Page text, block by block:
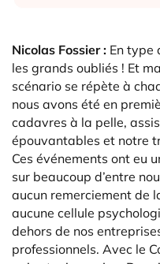
Nicolas Fossier : En type
les grands oubliés ! Et
scénario se répète à
nous avons été en
cadavres à la pelle,
épouvantables et notre
Ces événements ont eu
sur beaucoup d’entre
aucun remerciement de
aucune cellule
dehors de nos
professionnels. Avec le